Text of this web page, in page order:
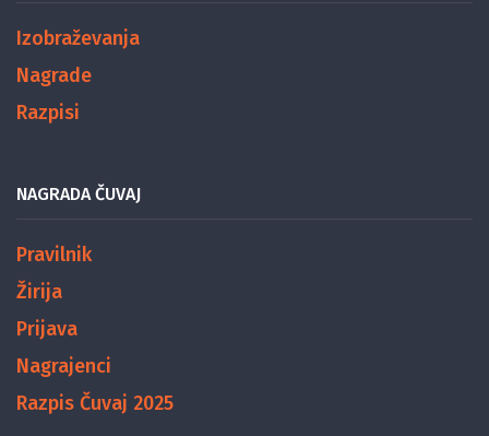
Izobraževanja
Nagrade
Razpisi
NAGRADA ČUVAJ
Pravilnik
Žirija
Prijava
Nagrajenci
Razpis Čuvaj 2025